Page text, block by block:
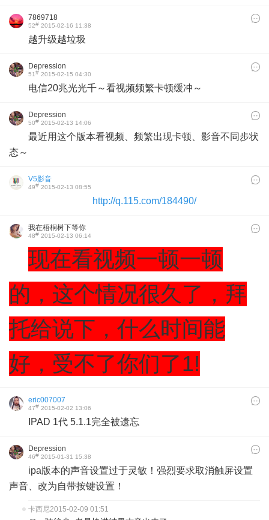
7869718
52# 2015-02-16 11:38
越升级越垃圾
Depression
51# 2015-02-15 04:30
电信20兆光光千～看视频频繁卡顿缓冲～
Depression
50# 2015-02-13 14:06
最近用这个版本看视频、频繁出现卡顿、影音不同步状
态～
V5影音
49# 2015-02-13 08:55
http://q.115.com/184490/
我在梧桐树下等你
48# 2015-02-13 06:14
现在看视频一顿一顿
的，这个情况很久了，拜
托给说下，什么时间能
好，受不了你们了1!
eric007007
47# 2015-02-02 13:06
IPAD 1代 5.1.1完全被遗忘
Depression
46# 2015-01-31 15:38
ipa版本的声音设置过于灵敏！强烈要求取消触屏设置
声音、改为自带按键设置！
卡西尼2015-02-09 01:51